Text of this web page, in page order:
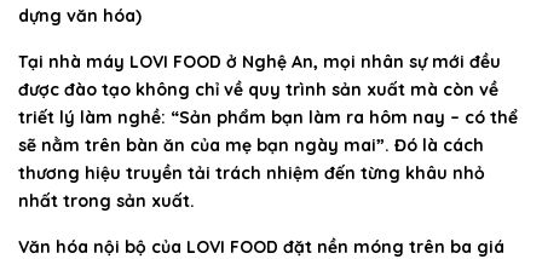
dựng văn hóa)
Tại nhà máy LOVI FOOD ở Nghệ An, mọi nhân sự mới đều
được đào tạo không chỉ về quy trình sản xuất mà còn về
triết lý làm nghề: “Sản phẩm bạn làm ra hôm nay – có thể
sẽ nằm trên bàn ăn của mẹ bạn ngày mai”. Đó là cách
thương hiệu truyền tải trách nhiệm đến từng khâu nhỏ
nhất trong sản xuất.
Văn hóa nội bộ của LOVI FOOD đặt nền móng trên ba giá